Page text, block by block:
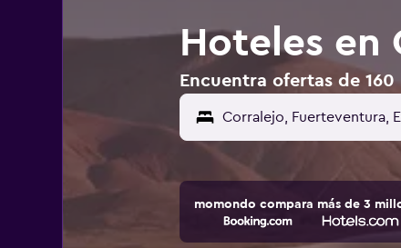
Hoteles en
Encuentra ofertas de
momondo compara más de 3